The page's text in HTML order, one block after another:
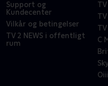
Support og
Kundecenter
Vilkår og betingelser
TV 2 NEWS i offentligt
rum
C
Oiii